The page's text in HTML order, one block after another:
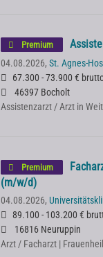
Premium
04.08.2026, St. Agnes-
67.300 - 73.900 €
46397 Bocholt
Assistenzarzt / Arzt in
Premium
(m/w/d)
04.08.2026,
89.100 - 103.200 €
16816 Neuruppin
Arzt / Facharzt |